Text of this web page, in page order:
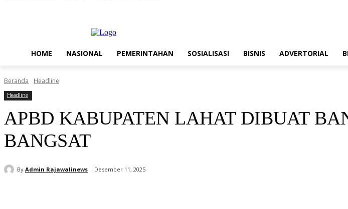
HOME NASIONAL PEMERINTAHAN SOSIALISASI BISNIS ADVERTORIAL
Beranda Headline
Headline
APBD KABUPATEN LAHAT DIBUAT
BANGSAT
By Admin Rajawalinews Desember 11, 2025